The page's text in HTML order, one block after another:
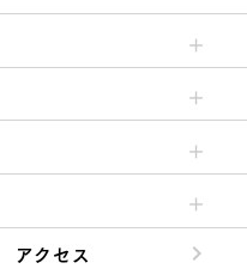
アクセス